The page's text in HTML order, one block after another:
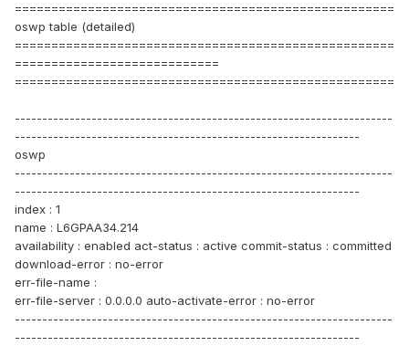
====================================================
oswp table (detailed)
====================================================
============================
====================================================
---------------------------------------------------------------------
---------------------------------------------------------------
oswp
---------------------------------------------------------------------
---------------------------------------------------------------
index : 1
name : L6GPAA34.214
availability : enabled act-status : active commit-status : committed
download-error : no-error
err-file-name :
err-file-server : 0.0.0.0 auto-activate-error : no-error
---------------------------------------------------------------------
---------------------------------------------------------------